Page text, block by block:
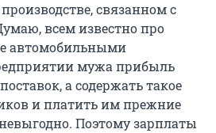
связанном с
всем известно про
автомобильными
мужа прибыль
а содержать такое
и платить им прежние
Поэтому зарплаты